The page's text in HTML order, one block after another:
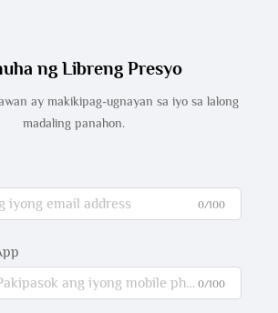
ng Libreng Presyo
ay makikipag-ugnayan sa iyo sa lalong
madaling panahon.
0/100
0/100